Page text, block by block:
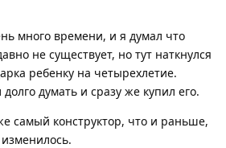
много времени, и я думал что
не существует, но тут наткнулся
ребенку на четырехлетие.
думать и сразу же купил его.
самый конструктор, что и раньше,